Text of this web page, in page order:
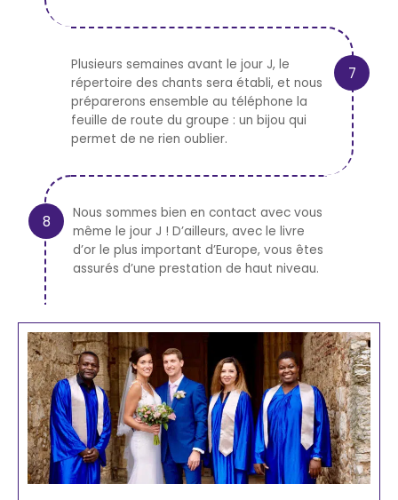
Plusieurs semaines avant le jour J, le
répertoire des chants sera établi, et nous
préparerons ensemble au téléphone la
feuille de route du groupe : un bijou qui
permet de ne rien oublier.
Nous sommes bien en contact avec vous
même le jour J ! D’ailleurs, avec le livre
d’or le plus important d’Europe, vous êtes
assurés d’une prestation de haut niveau.